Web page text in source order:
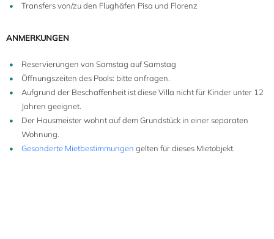
Transfers von/zu den Flughäfen Pisa und Florenz
ANMERKUNGEN
Reservierungen von Samstag auf Samstag
Öffnungszeiten des Pools: bitte anfragen.
Aufgrund der Beschaffenheit ist diese Villa nicht für Kinder unter 12
Jahren geeignet.
Der Hausmeister wohnt auf dem Grundstück in einer separaten
Wohnung.
Gesonderte Mietbestimmungen gelten für dieses Mietobjekt.